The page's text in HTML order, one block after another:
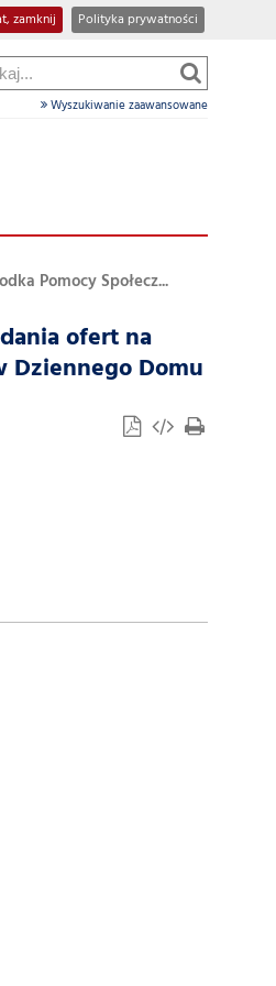
zamknij Polityka prywatności
Wyszukiwanie zaawansowane
Pomocy Społecz...
ofert na
Domu